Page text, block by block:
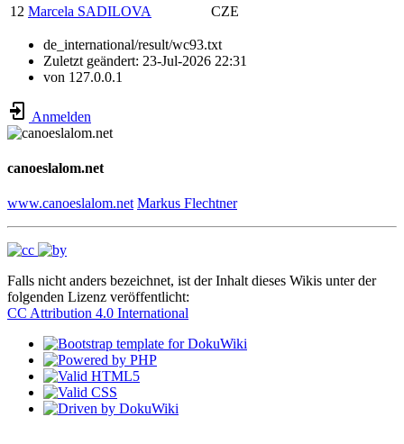
12 Marcela SADILOVA CZE
de_international/result/wc93.txt
Zuletzt geändert: 23-Jul-2026 22:31
von 127.0.0.1
Anmelden
canoeslalom.net
www.canoeslalom.net Markus Flechtner
Falls nicht anders bezeichnet, ist der Inhalt dieses Wikis unter der
folgenden Lizenz veröffentlicht:
CC Attribution 4.0 International